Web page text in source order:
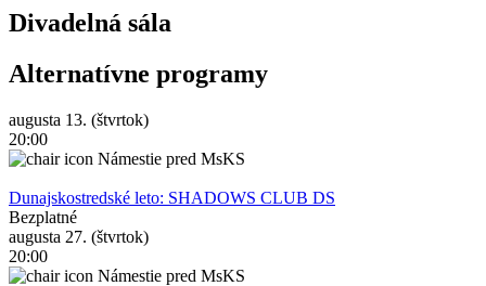
Divadelná sála
Alternatívne programy
augusta 13. (štvrtok)
20:00
Námestie pred MsKS
Dunajskostredské leto: SHADOWS CLUB DS
Bezplatné
augusta 27. (štvrtok)
20:00
Námestie pred MsKS